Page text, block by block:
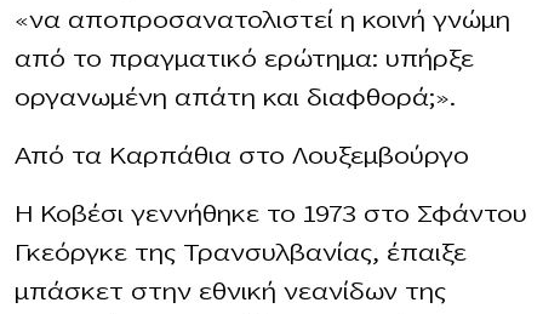
«να αποπροσανατολιστεί η κοινή γνώμη
από το πραγματικό ερώτημα: υπήρξε
οργανωμένη απάτη και διαφθορά;».
Από τα Καρπάθια στο Λουξεμβούργο
Η Κοβέσι γεννήθηκε το 1973 στο Σφάντου
Γκεόργκε της Τρανσυλβανίας, έπαιξε
μπάσκετ στην εθνική νεανίδων της